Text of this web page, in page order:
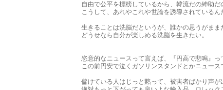
自由で公平を標榜しているから、韓流だの紳助
こうして、あれやこれや世論を誘導されているん
生きることは洗脳だというが、誰かの思うがまま
どうせなら自分が楽しめる洗脳を生きたい。
恣意的なニュースって言えば、『円高で悲鳴』っ
この前円安で泣くガソリンスタンドとかニュース
儲けている人はじっと黙って、被害者ばかり声が